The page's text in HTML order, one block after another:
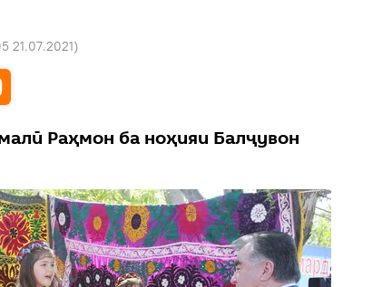
21.07.2021)
Раҳмон ба ноҳияи Балҷувон